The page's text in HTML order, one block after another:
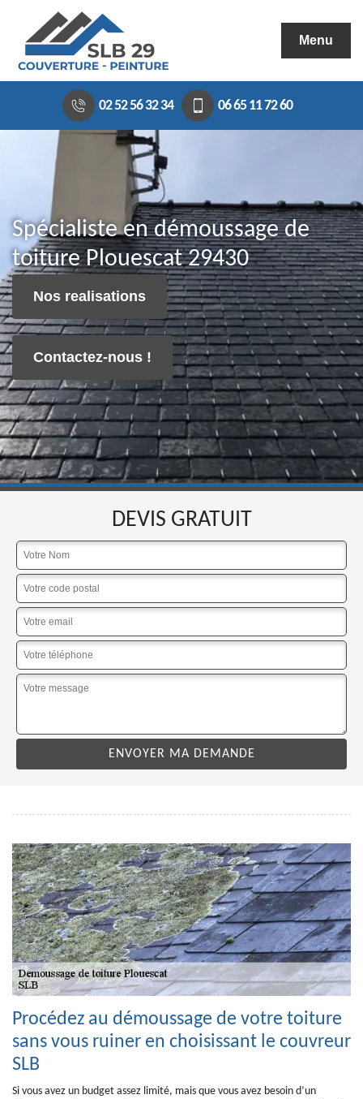
Menu
02 52 56 32 34 06 65 11 72 60
Spécialiste en démoussage de
toiture Plouescat 29430
Nos realisations
Contactez-nous !
DEVIS GRATUIT
Procédez au démoussage de votre toiture
sans vous ruiner en choisissant le couvreur
SLB
Si vous avez un budget assez limité, mais que vous avez besoin d’un